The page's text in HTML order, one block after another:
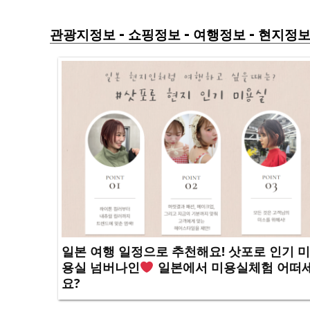
관광지정보 - 쇼핑정보 - 여행정보 - 현지정보
일본 여행 일정으로 추천해요! 삿포로 인기 미
용실 넘버나인
일본에서 미용실체험 어떠
요?